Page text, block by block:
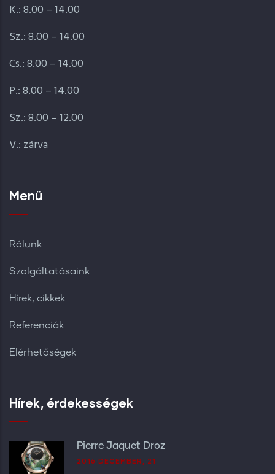
K.: 8.00 – 14.00
Sz.: 8.00 – 14.00
Cs.: 8.00 – 14.00
P.: 8.00 – 14.00
Sz.: 8.00 – 12.00
V.: zárva
Menü
Rólunk
Szolgáltatásaink
Hírek, cikkek
Referenciák
Elérhetőségek
Hírek, érdekességek
Pierre Jaquet Droz
2016 DECEMBER, 21